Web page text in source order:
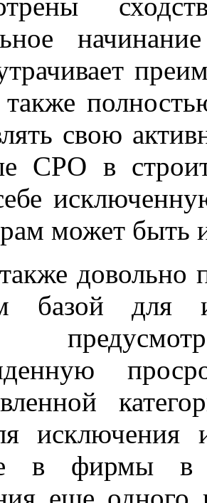
также
свою
СРО в
может быть
довольно
базой для
исключения
в фирмы